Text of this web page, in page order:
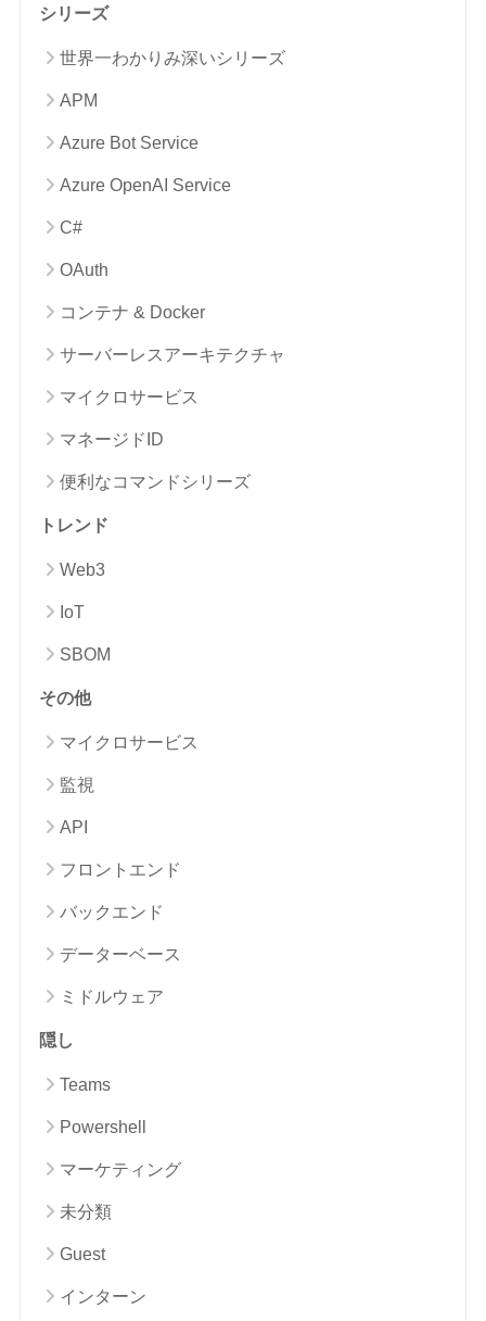
シリーズ
世界一わかりみ深いシリーズ
APM
Azure Bot Service
Azure OpenAI Service
C#
OAuth
コンテナ & Docker
サーバーレスアーキテクチャ
マイクロサービス
マネージドID
便利なコマンドシリーズ
トレンド
Web3
IoT
SBOM
その他
マイクロサービス
監視
API
フロントエンド
バックエンド
データーベース
ミドルウェア
隠し
Teams
Powershell
マーケティング
未分類
Guest
インターン